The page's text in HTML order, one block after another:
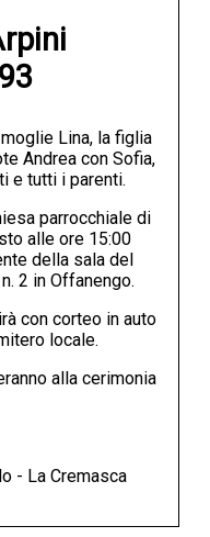
Lina, la figlia
Andrea con Sofia,
e tutti i parenti.
parrocchiale di
alle ore 15:00
della sala del
2 in Offanengo.
con corteo in auto
locale.
alla cerimonia
- La Cremasca